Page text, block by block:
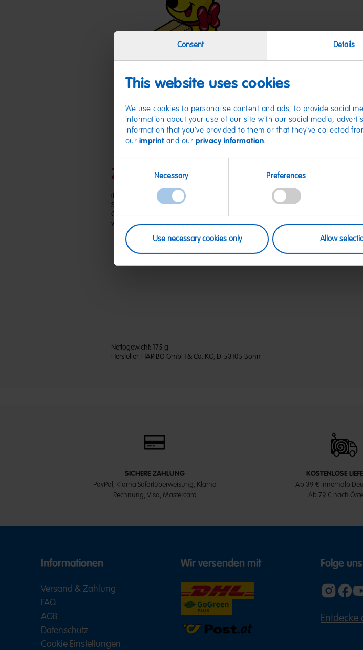
Consent Details
This website uses cookies
We use cookies to personalise content and ads, to provide social
information about your use of our site with our social media,
information that you’ve provided to them or that they’ve collected
our imprintand our privacy information.
Selection
Necessary Preferences
Use necessary cookies only Allow
Zutaten
(D) Lakritz | Zutaten: Glukosesirup; Zucker; Stärke; brauner Zuckersirup;
Süßholzextrakt (3 %); Aroma; Kochsalz; Sonnenblumenöl; Säuerungsmittel:
Citronensäure; Überzugsmittel: Bienenwachs weiß und gelb. Kann Spuren
von MILCH, WEIZEN enthalten.
Nettogewicht: 175 g
Hersteller: HARIBO GmbH & Co. KG, D-53105 Bonn
SICHERE ZAHLUNG
PayPal, Klarna Sofortüberweisung, Klarna
Rechnung, Visa, Mastercard
KOSTENLOSE
Ab 39 € innerhalb
Ab 79 € nach
Informationen
Versand & Zahlung
FAQ
AGB
Datenschutz
Cookie Einstellungen
Wir versenden mit Folge
Entdecke